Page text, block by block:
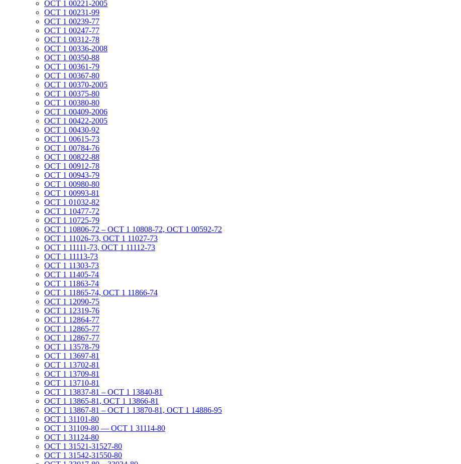
ОСТ 1 00221-2005
ОСТ 1 00231-99
ОСТ 1 00239-77
ОСТ 1 00247-77
ОСТ 1 00312-78
ОСТ 1 00336-2008
ОСТ 1 00350-88
ОСТ 1 00361-79
ОСТ 1 00367-80
ОСТ 1 00370-2005
ОСТ 1 00375-80
ОСТ 1 00380-80
ОСТ 1 00409-2006
ОСТ 1 00422-2005
ОСТ 1 00430-92
ОСТ 1 00615-73
ОСТ 1 00784-76
ОСТ 1 00822-88
ОСТ 1 00912-78
ОСТ 1 00943-79
ОСТ 1 00980-80
ОСТ 1 00993-81
ОСТ 1 01032-82
ОСТ 1 10477-72
ОСТ 1 10725-79
ОСТ 1 10806-72 – ОСТ 1 10808-72, ОСТ 1 00592-72
ОСТ 1 11026-73, ОСТ 1 11027-73
ОСТ 1 11111-73, ОСТ 1 11112-73
ОСТ 1 11113-73
ОСТ 1 11303-73
ОСТ 1 11405-74
ОСТ 1 11863-74
ОСТ 1 11865-74, ОСТ 1 11866-74
ОСТ 1 12090-75
ОСТ 1 12319-76
ОСТ 1 12864-77
ОСТ 1 12865-77
ОСТ 1 12867-77
ОСТ 1 13578-79
ОСТ 1 13697-81
ОСТ 1 13702-81
ОСТ 1 13709-81
ОСТ 1 13710-81
ОСТ 1 13837-81 – ОСТ 1 13840-81
ОСТ 1 13865-81, ОСТ 1 13866-81
ОСТ 1 13867-81 – ОСТ 1 13870-81, ОСТ 1 14886-95
ОСТ 1 31101-80
ОСТ 1 31109-80 — ОСТ 1 31114-80
ОСТ 1 31124-80
ОСТ 1 31521-31527-80
ОСТ 1 31542-31550-80